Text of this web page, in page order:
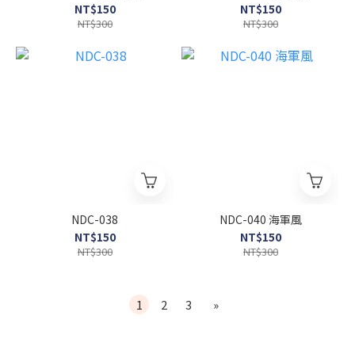
NT$150
NT$300
NT$150
NT$300
NDC-038
NT$150
NT$300
NDC-040 海軍風
NT$150
NT$300
1 2 3 »